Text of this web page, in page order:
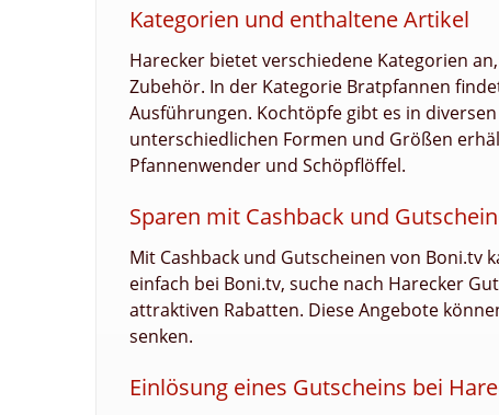
Kategorien und enthaltene Artikel
Harecker bietet verschiedene Kategorien
Zubehör. In der Kategorie Bratpfannen
Ausführungen. Kochtöpfe gibt es in
unterschiedlichen Formen und Größen
Pfannenwender und Schöpflöffel.
Sparen mit Cashback und
Mit Cashback und Gutscheinen von Boni.tv
einfach bei Boni.tv, suche nach Harecker
attraktiven Rabatten. Diese Angebote
senken.
Einlösung eines Gutscheins bei